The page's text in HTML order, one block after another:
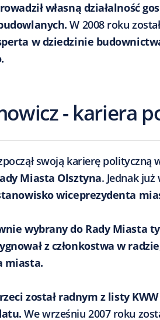
własną działalność
W 2008 roku został
w dziedzinie
- kariera
swoją karierę polityczną
Miasta Olsztyna. Jednak
wiceprezydenta
wybrany do Rady Miasta
z członkostwa w
miasta.
został radnym z listy
We wrześniu 2007 roku